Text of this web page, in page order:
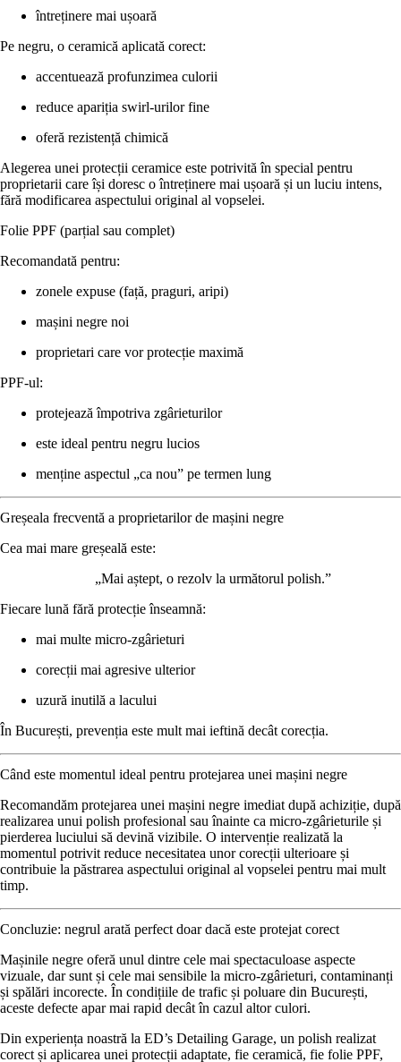
întreținere mai ușoară
Pe negru, o ceramică aplicată corect:
accentuează profunzimea culorii
reduce apariția swirl-urilor fine
oferă rezistență chimică
Alegerea unei protecții ceramice este potrivită în special pentru
proprietarii care își doresc o întreținere mai ușoară și un luciu intens,
fără modificarea aspectului original al vopselei.
Folie PPF (parțial sau complet)
Recomandată pentru:
zonele expuse (față, praguri, aripi)
mașini negre noi
proprietari care vor protecție maximă
PPF-ul:
protejează împotriva zgârieturilor
este ideal pentru negru lucios
menține aspectul „ca nou” pe termen lung
Greșeala frecventă a proprietarilor de mașini negre
Cea mai mare greșeală este:
„Mai aștept, o rezolv la următorul polish.”
Fiecare lună fără protecție înseamnă:
mai multe micro-zgârieturi
corecții mai agresive ulterior
uzură inutilă a lacului
În București, prevenția este mult mai ieftină decât corecția.
Când este momentul ideal pentru protejarea unei mașini negre
Recomandăm protejarea unei mașini negre imediat după achiziție, după
realizarea unui polish profesional sau înainte ca micro-zgârieturile și
pierderea luciului să devină vizibile. O intervenție realizată la
momentul potrivit reduce necesitatea unor corecții ulterioare și
contribuie la păstrarea aspectului original al vopselei pentru mai mult
timp.
Concluzie: negrul arată perfect doar dacă este protejat corect
Mașinile negre oferă unul dintre cele mai spectaculoase aspecte
vizuale, dar sunt și cele mai sensibile la micro-zgârieturi, contaminanți
și spălări incorecte. În condițiile de trafic și poluare din București,
aceste defecte apar mai rapid decât în cazul altor culori.
Din experiența noastră la ED’s Detailing Garage, un polish realizat
corect și aplicarea unei protecții adaptate, fie ceramică, fie folie PPF,